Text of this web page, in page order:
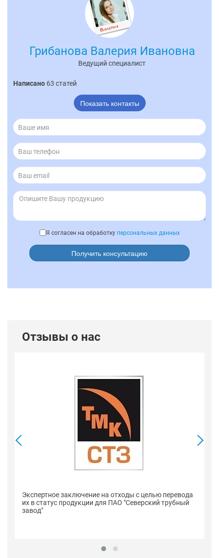
Грибанова Валерия Ивановна
Ведущий специалист
Написано 63 статей
Показать контакты
Я согласен на обработку персональных данных
Получить консультацию
Отзывы о нас
Экспертное заключение на отходы с целью перевода
их в статус продукции для ПАО "Северский трубный
завод"